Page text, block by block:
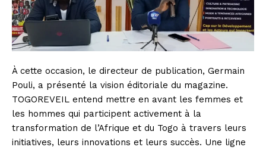
À cette occasion, le directeur de publication, Germain
Pouli, a présenté la vision éditoriale du magazine.
TOGOREVEIL entend mettre en avant les femmes et
les hommes qui participent activement à la
transformation de l’Afrique et du Togo à travers leurs
initiatives, leurs innovations et leurs succès. Une ligne